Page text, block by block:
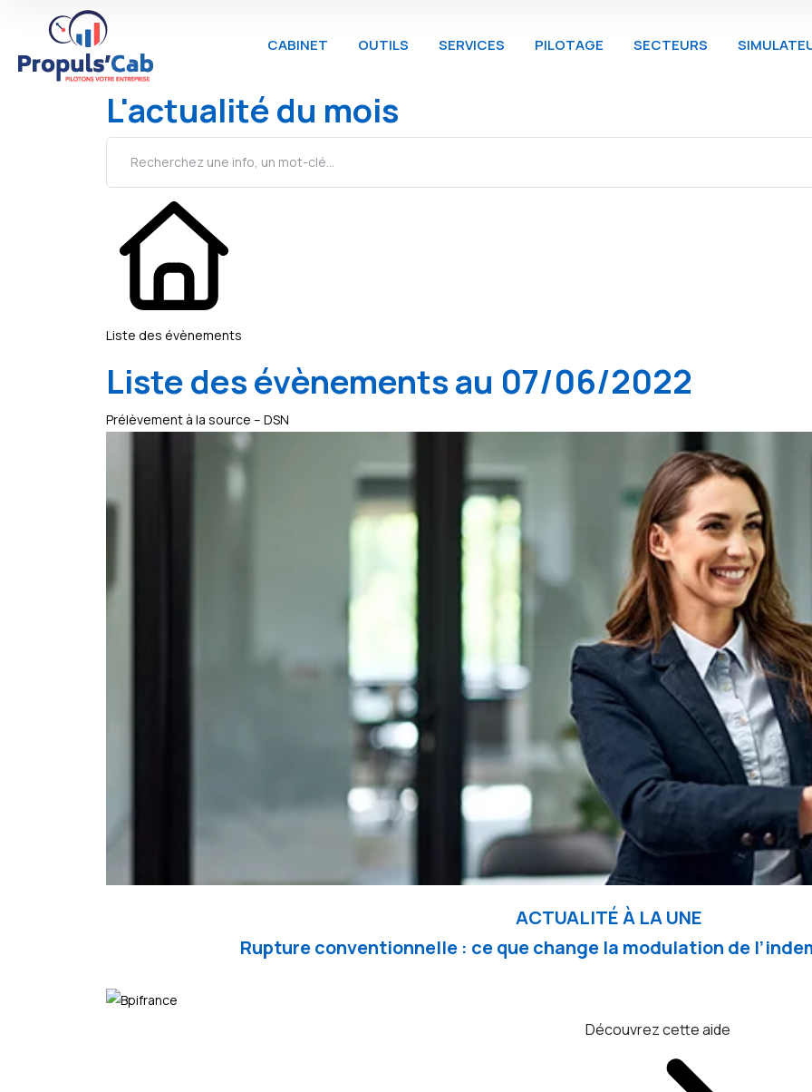
CABINET OUTILS SERVICES PILOTAGE SECTEURS
L'actualité du mois
Liste des évènements
Liste des évènements au 07/06/2022
Prélèvement à la source – DSN
ACTUALITÉ À LA UNE
Rupture conventionnelle : ce que change la modulation de
Découvrez cette aide